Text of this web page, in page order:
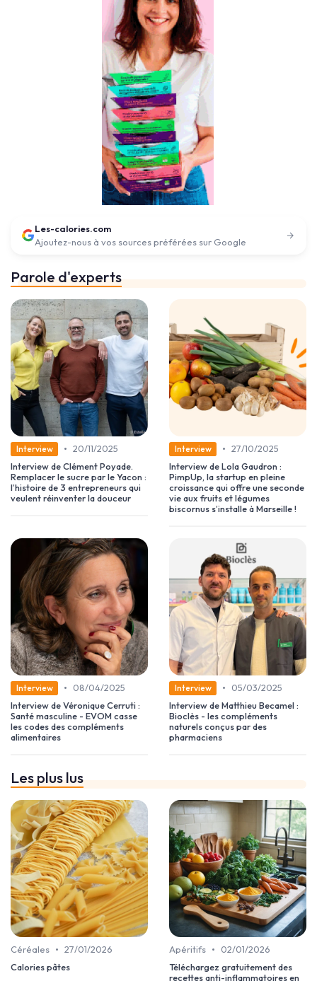
Les-calories.com
Ajoutez-nous à vos sources préférées sur Google
Parole d'experts
Interview • 20/11/2025
Interview de Clément Poyade.
Remplacer le sucre par le Yacon :
l’histoire de 3 entrepreneurs qui
veulent réinventer la douceur
Interview • 27/10/2025
Interview de Lola Gaudron :
PimpUp, la startup en pleine
croissance qui offre une seconde
vie aux fruits et légumes
biscornus s’installe à Marseille !
Interview •
08/04/2025
Interview de Véronique Cerruti :
Santé masculine - EVOM casse
les codes des compléments
alimentaires
Interview •
05/03/2025
Interview de Matthieu Becamel :
Bioclès - les compléments
naturels conçus par des
pharmaciens
Les plus lus
Céréales • 27/01/2026
Calories pâtes
Apéritifs •
02/01/2026
Téléchargez gratuitement des
recettes anti-inflammatoires en